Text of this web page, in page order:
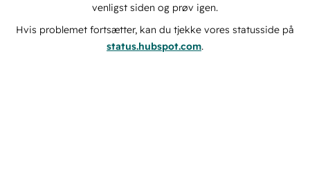
venligst siden og prøv igen.
Hvis problemet fortsætter, kan du tjekke vores statusside på
status.hubspot.com.